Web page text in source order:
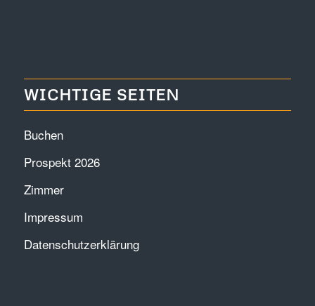
WICHTIGE SEITEN
Buchen
Prospekt 2026
Zimmer
Impressum
Datenschutzerklärung